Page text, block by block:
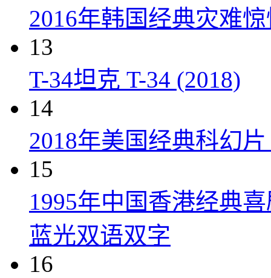
2016年韩国经典灾难
13
T-34坦克 T-34 (2018)
14
2018年美国经典科幻
15
1995年中国香港经典
蓝光双语双字
16